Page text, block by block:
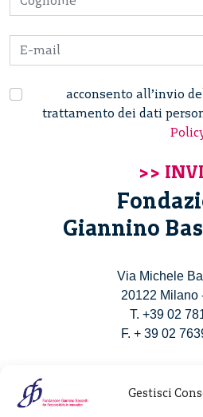
Gestisci
acconsento all’invio
trattamento dei dati
Giannino
Via Michele
20122 Milano
T. +39 02
F. + 39 02